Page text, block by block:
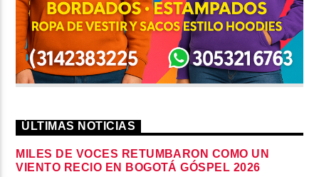
ÚLTIMAS NOTICIAS
MILES DE VOCES RETUMBARON COMO UN
VIENTO RECIO EN BOGOTÁ GÓSPEL 2026